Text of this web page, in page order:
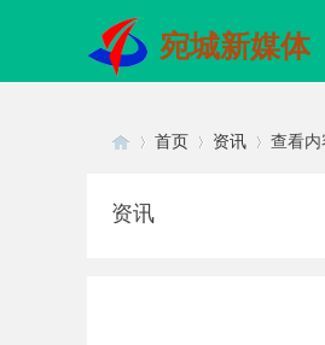
宛城新媒体
首页 资讯 查看内
资讯